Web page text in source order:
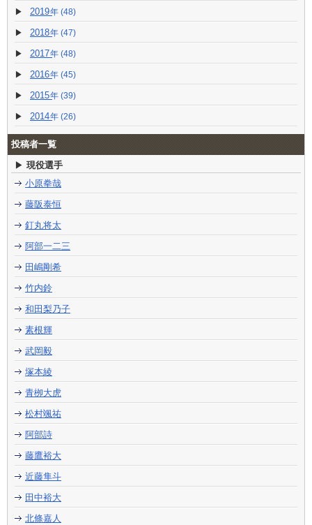
2019 (48)
2018 (47)
2017 (48)
2016 (45)
2015 (39)
2014 (26)
投稿者一覧
現役選手
小原拳哉
藤阪泰恒
釘丸将太
阿部一二三
田嶋剛希
竹内鈴
和田梨乃子
素根輝
武岡毅
塚本綾
青栁大虎
松村颯祐
阿部詩
藤鷹裕大
近藤隼斗
田中裕大
北條嘉人